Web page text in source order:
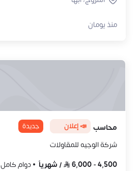
منذ يومان
محاسب 📣 إعلان جديدة
شركة الوجيه للمقاولات
4,500
-
6,000
/ شهرياً
دوام كامل